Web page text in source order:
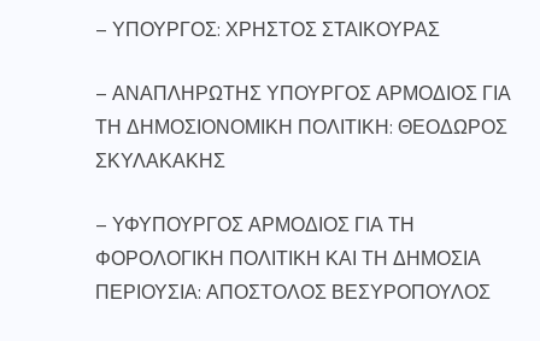
– ΥΠΟΥΡΓΟΣ: ΧΡΗΣΤΟΣ ΣΤΑΙΚΟΥΡΑΣ
– ΑΝΑΠΛΗΡΩΤΗΣ ΥΠΟΥΡΓΟΣ ΑΡΜΟΔΙΟΣ ΓΙΑ
ΤΗ ΔΗΜΟΣΙΟΝΟΜΙΚΗ ΠΟΛΙΤΙΚΗ: ΘΕΟΔΩΡΟΣ
ΣΚΥΛΑΚΑΚΗΣ
– ΥΦΥΠΟΥΡΓΟΣ ΑΡΜΟΔΙΟΣ ΓΙΑ ΤΗ
ΦΟΡΟΛΟΓΙΚΗ ΠΟΛΙΤΙΚΗ ΚΑΙ ΤΗ ΔΗΜΟΣΙΑ
ΠΕΡΙΟΥΣΙΑ: ΑΠΟΣΤΟΛΟΣ ΒΕΣΥΡΟΠΟΥΛΟΣ